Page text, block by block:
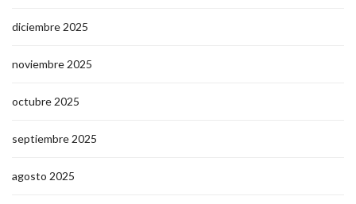
diciembre 2025
noviembre 2025
octubre 2025
septiembre 2025
agosto 2025